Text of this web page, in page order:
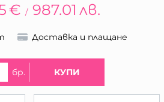
€ / 987.01 лв.
Доставка и плащане
бр. КУПИ